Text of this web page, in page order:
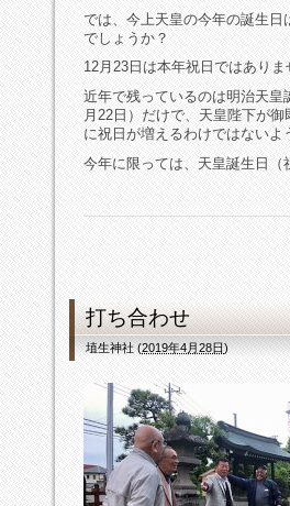
では、今上天皇の今年の誕生日
でしょうか？
12月23日は本年祝日ではありま
近年で残っているのは明治天皇
月22日）だけで、天皇陛下が御
に祝日が増えるわけではないよ
今年に限っては、天皇誕生日（
打ち合わせ
埴生神社(2019年4月28日)